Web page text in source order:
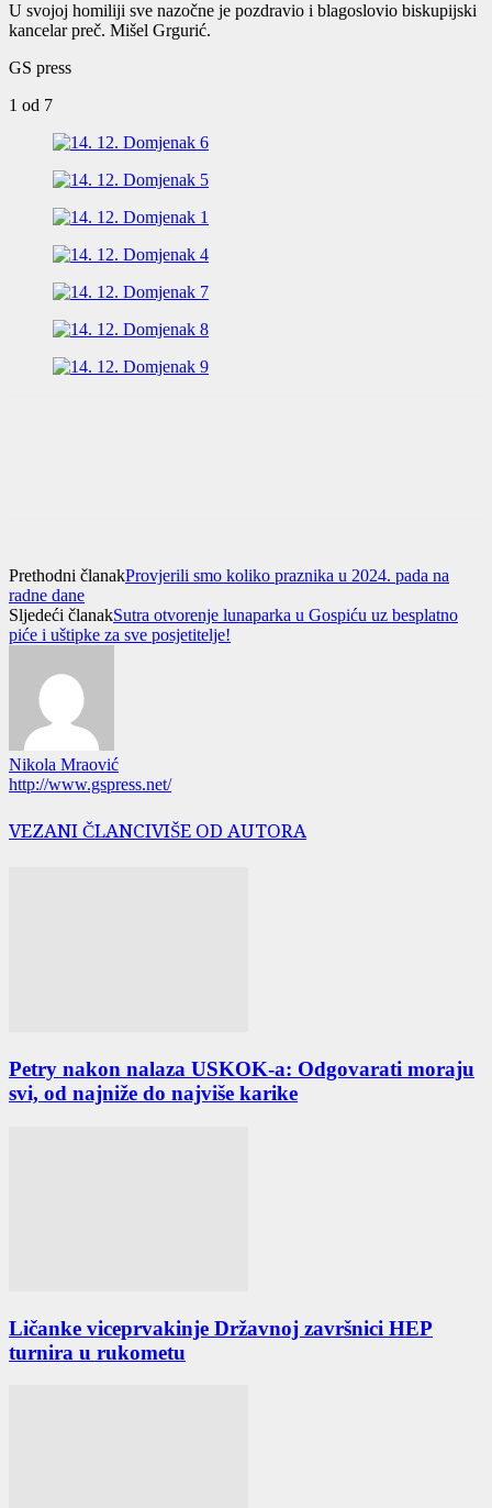
U svojoj homiliji sve nazočne je pozdravio i blagoslovio biskupijski
kancelar preč. Mišel Grgurić.
GS press
1 od 7
Prethodni članakProvjerili smo koliko praznika u 2024. pada na
radne dane
Sljedeći članakSutra otvorenje lunaparka u Gospiću uz besplatno
piće i uštipke za sve posjetitelje!
Nikola Mraović
http://www.gspress.net/
VEZANI ČLANCIVIŠE OD AUTORA
Petry nakon nalaza USKOK-a: Odgovarati moraju
svi, od najniže do najviše karike
Ličanke viceprvakinje Državnoj završnici HEP
turnira u rukometu